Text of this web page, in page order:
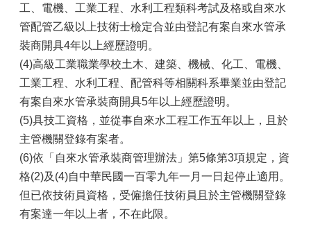
工、電機、工業工程、水利工程類科考試及格或自來水
管配管乙級以上技術士檢定合並由登記有案自來水管承
裝商開具4年以上經歷證明。
(4)高級工業職業學校土木、建築、機械、化工、電機、
工業工程、水利工程、配管科等相關科系畢業並由登記
有案自來水管承裝商開具5年以上經歷證明。
(5)具技工資格，並從事自來水工程工作五年以上，且於
主管機關登錄有案者。
(6)依「自來水管承裝商管理辦法」第5條第3項規定，資
格(2)及(4)自中華民國一百零九年一月一日起停止適用。
但已依技術員資格，受僱擔任技術員且於主管機關登錄
有案達一年以上者，不在此限。